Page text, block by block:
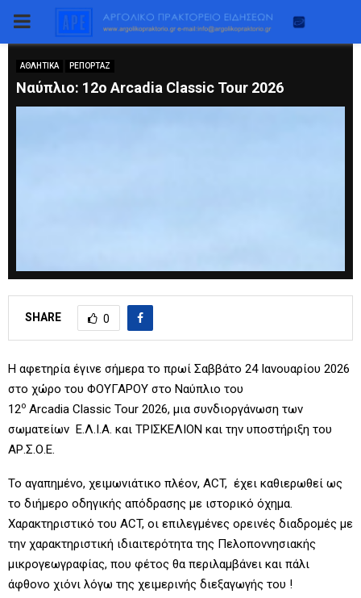
PRIMARY
MENU
ΑΘΛΗΤΙΚΑ ΡΕΠΟΡΤΑΖ
Nαύπλιο: 12ο Arcadia Classic Tour 2026
SHARE 0
Η αφετηρία έγινε σήμερα το πρωί Σαββάτο 24 Ιανουαρίου 2026
στο χώρο του ΦΟΥΓΑΡΟΥ στο Ναύπλιο του
12ο Arcadia Classic Tour 2026, μια συνδιοργάνωση των
σωματείων Ε.Λ.Ι.Α. και ΤΡΙΣΚΕΛΙΟΝ και την υποστήριξη του
ΑΡ.Σ.Ο.Ε.
Το αγαπημένο, χειμωνιάτικο πλέον, ACT, έχει καθιερωθεί ως
το διήμερο οδηγικής απόδρασης με ιστορικό όχημα.
Χαρακτηριστικό του ACT, οι επιλεγμένες ορεινές διαδρομές με
την χαρακτηριστική ιδιαιτερότητα της Πελοποννησιακής
μικρογεωγραφίας, που φέτος θα περιλαμβάνει και πάλι
άφθονο χιόνι λόγω της χειμερινής διεξαγωγής του !